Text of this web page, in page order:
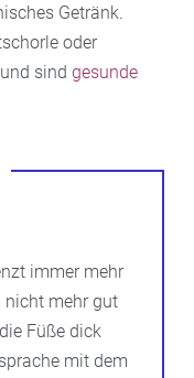
Getränk.
oder
sind gesunde
immer mehr
nicht mehr gut
Füße dick
mit dem